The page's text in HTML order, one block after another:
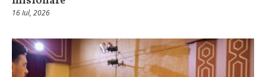
16 Iul, 2026